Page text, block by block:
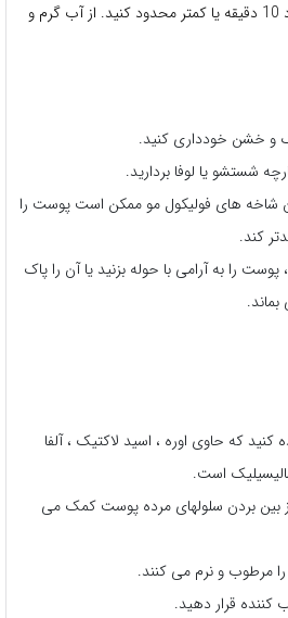
حمام یا دوش گرفتن را به حدود 10 دقیقه یا کمتر محدود کنید. از آب گرم و
خشن خودداری کنید.
شستشو یا لوفا بردارید.
شاخه های فولیکول مو ممکن است پوست را
کند.
را به آرامی با حوله بزنید یا آن را پاک
که حاوی اوره ، اسید لاکتیک ، آلفا
است.
بین بردن سلولهای مرده پوست کمک می
مرطوب و نرم می کنند.
کننده قرار دهید.